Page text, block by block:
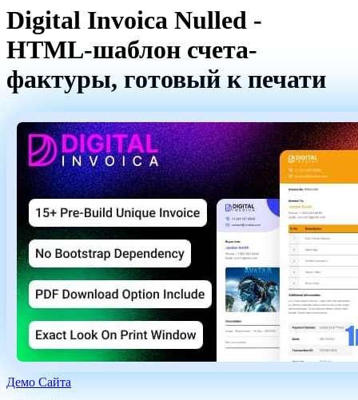
Digital Invoica Nulled -
HTML-шаблон счета-
фактуры, готовый к печати
Демо Сайта